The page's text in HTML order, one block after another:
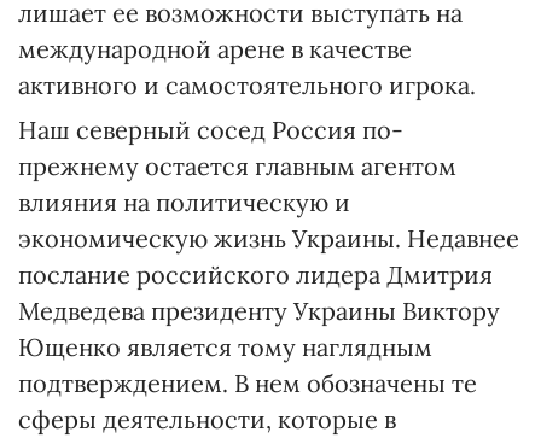
лишает ее возможности выступать на
международной арене в качестве
активного и самостоятельного игрока.
Наш северный сосед Россия по-
прежнему остается главным агентом
влияния на политическую и
экономическую жизнь Украины. Недавнее
послание российского лидера Дмитрия
Медведева президенту Украины Виктору
Ющенко является тому наглядным
подтверждением. В нем обозначены те
сферы деятельности, которые в